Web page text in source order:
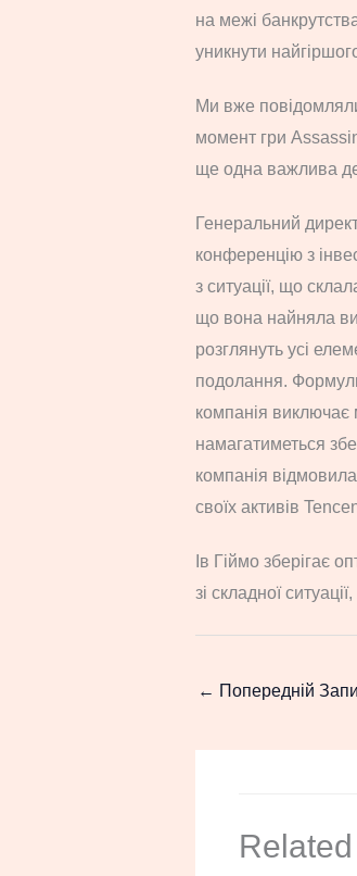
на межі
уникнути
Ми вже
момент гри
ще одна важлива
Генеральний
конференцію з
з ситуації, що
що вона найняла
розглянуть усі
подолання.
компанія виключає
намагатиметься
компанія
своїх активів
Ів Гіймо зберігає
зі складної
← Попередній